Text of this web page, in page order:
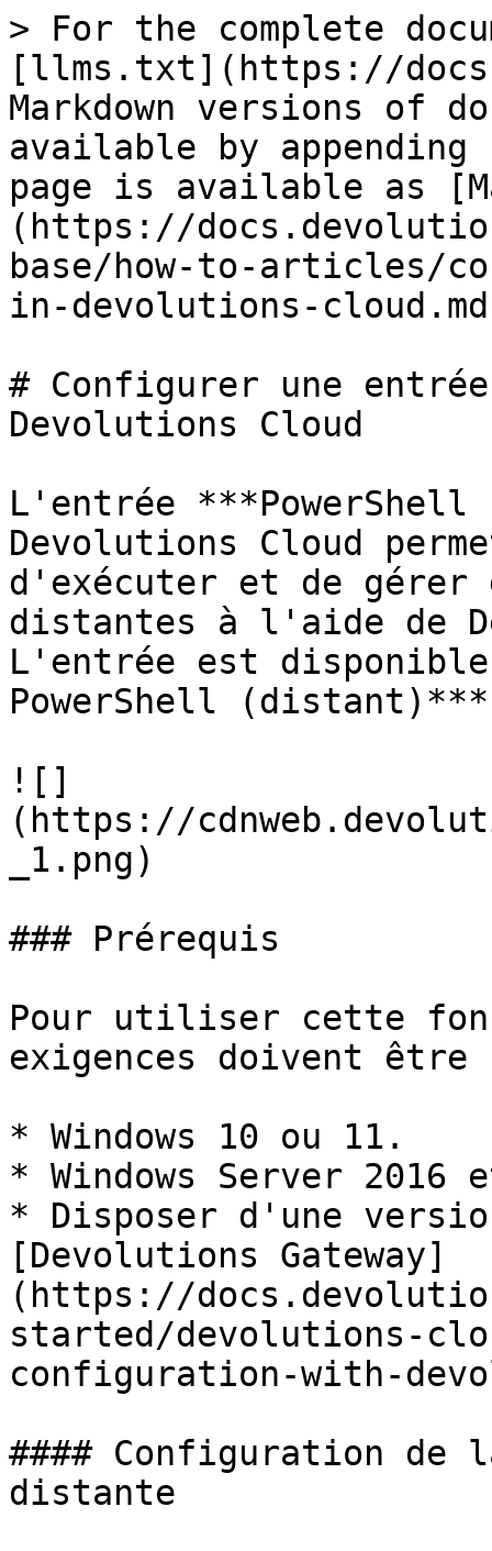
> For the complete
[llms.txt](https://
Markdown versions of
available by
page is available as
(https://
base/how-to-articles/
in-devolutions-
# Configurer une
Devolutions Cloud
L'entrée
Devolutions Cloud
d'exécuter et de gérer
distantes à l'aide de
L'entrée est
PowerShell
![]
(https://
_1.png)
### Prérequis
Pour utiliser cette
exigences doivent
* Windows 10 ou 11.
* Windows Server
* Disposer d'une
[Devolutions Gateway]
(https://
started/devolutions-
configuration-with-
#### Configuration de
distante